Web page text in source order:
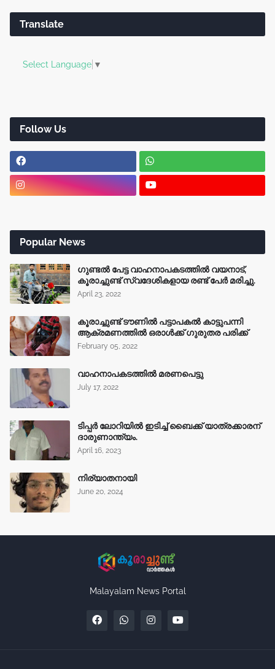
Translate
Select Language ▼
Follow Us
Popular News
ഗുണ്ടൽ പേട്ട വാഹനാപകടത്തിൽ വയനാട്,
കൂരാച്ചുണ്ട് സ്വദേശികളായ രണ്ട് പേർ മരിച്ചു.
April 23, 2022
കൂരാച്ചുണ്ട് ടൗണിൽ പട്ടാപകൽ കാട്ടുപന്നി
ആക്രമണത്തിൽ ഒരാൾക്ക് ഗുരുതര പരിക്ക്
February 05, 2022
വാഹനാപകടത്തിൽ മരണപെട്ടു
July 17, 2022
ടിപ്പർ ലോറിയിൽ ഇടിച്ച് ബൈക്ക് യാത്രക്കാരന്
ദാരുണാന്ത്യം.
April 16, 2023
നിര്യാതനായി
June 20, 2024
Malayalam News Portal